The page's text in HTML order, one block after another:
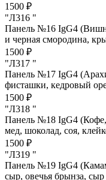
1500 ₽
"Л316 "
Панель №16 IgG4
и черная смородина,
1500 ₽
"Л317 "
Панель №17 IgG4
фисташки, кедровый
1500 ₽
"Л318 "
Панель №18 IgG4 (Кофе,
мед, шоколад, соя,
1500 ₽
"Л319 "
Панель №19 IgG4
сыр, овечья брынза,